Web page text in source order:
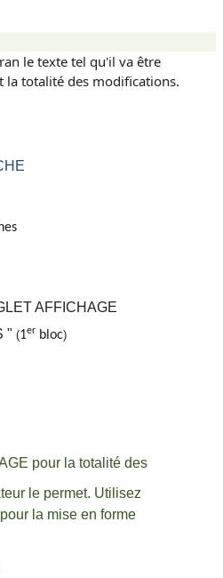
le texte tel qu'il va être
totalité des modifications.
AFFICHAGE
" (1er bloc)
pour la totalité des
le permet. Utilisez
la mise en forme